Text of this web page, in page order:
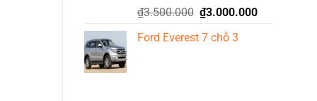
Được xếp
hạng
5 sao
₫3.500.000 Giá
là:
₫3.000.000Giá
Ford Everest 7 chỗ 3